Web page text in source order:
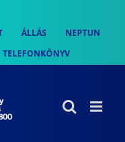
ÁLLÁS
NEPTUN
TELEFONKÖNYV